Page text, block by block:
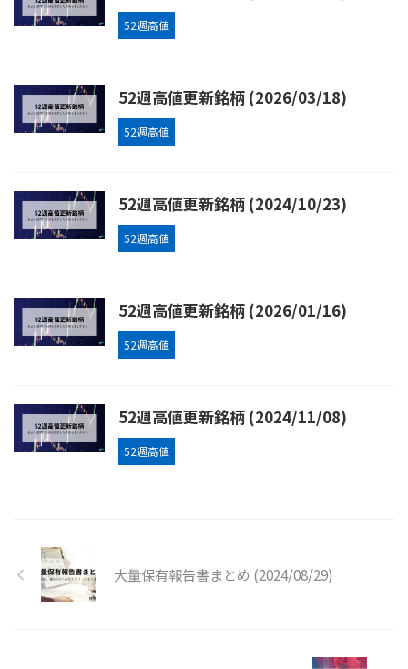
52週高値
52週高値更新銘柄 (2026/03/18)
52週高値
52週高値更新銘柄 (2024/10/23)
52週高値
52週高値更新銘柄 (2026/01/16)
52週高値
52週高値更新銘柄 (2024/11/08)
52週高値
大量保有報告書まとめ (2024/08/29)